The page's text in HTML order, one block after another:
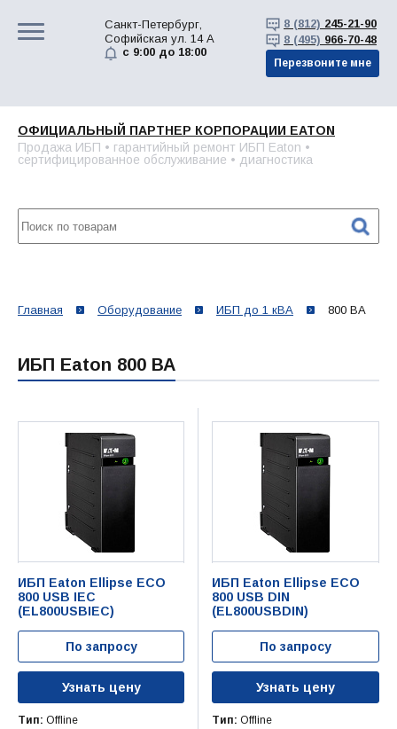
Санкт-Петербург,
Софийская ул. 14 А
с 9:00 до 18:00
8 (812) 245-21-90
8 (495) 966-70-48
Перезвоните мне
ОФИЦИАЛЬНЫЙ ПАРТНЕР КОРПОРАЦИИ EATON
Продажа ИБП • гарантийный ремонт ИБП Eaton •
сертифицированное обслуживание • диагностика
Главная Оборудование ИБП до 1 кВА 800 ВА
ИБП Eaton 800 ВА
ИБП Eaton Ellipse ECO
800 USB IEC
(EL800USBIEC)
По запросу
Узнать цену
Тип: Offline
ИБП Eaton Ellipse ECO
800 USB DIN
(EL800USBDIN)
По запросу
Узнать цену
Тип: Offline